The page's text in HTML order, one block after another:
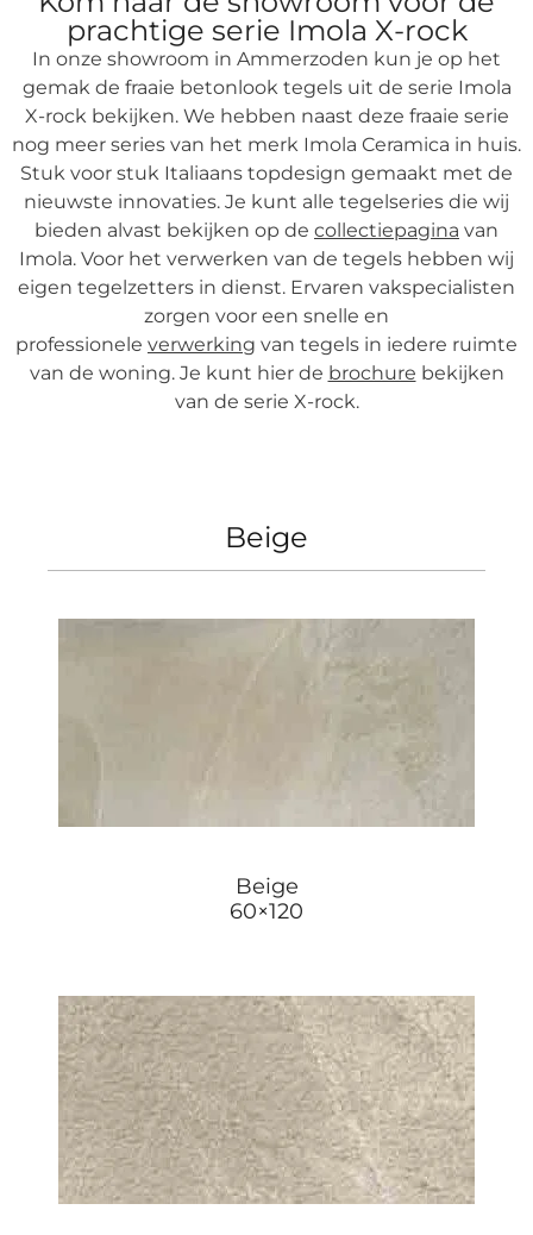
prachtige serie Imola X-rock
In onze showroom in Ammerzoden kun je op het
gemak de fraaie betonlook tegels uit de serie Imola
X-rock bekijken. We hebben naast deze fraaie serie
nog meer series van het merk Imola Ceramica in huis.
Stuk voor stuk Italiaans topdesign gemaakt met de
nieuwste innovaties. Je kunt alle tegelseries die wij
bieden alvast bekijken op de collectiepagina van
Imola. Voor het verwerken van de tegels hebben wij
eigen tegelzetters in dienst. Ervaren vakspecialisten
zorgen voor een snelle en
professionele verwerking van tegels in iedere ruimte
van de woning. Je kunt hier de brochure bekijken
van de serie X-rock.
Beige
Beige
60×120